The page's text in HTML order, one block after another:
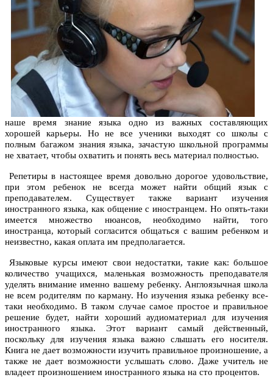
наше время знание языка одно из важных составляющих
хорошей карьеры. Но не все ученики выходят со школы с
полным багажом знания языка, зачастую школьной программы
не хватает, чтобы охватить и понять весь материал полностью.
Репетиры в настоящее время довольно дорогое удовольствие,
при этом ребенок не всегда может найти общий язык с
преподавателем. Существует также вариант изучения
иностранного языка, как общение с иностранцем. Но опять-таки
имеется множество нюансов, необходимо найти, того
иностранца, который согласится общаться с вашим ребенком и
неизвестно, какая оплата им предполагается.
Языковые курсы имеют свои недостатки, такие как: большое
количество учащихся, маленькая возможность преподавателя
уделять внимание именно вашему ребенку. Англоязычная школа
не всем родителям по карману. Но изучения языка ребенку все-
таки необходимо. В таком случае самое простое и правильное
решение будет, найти хороший
аудиоматериал для изучения
иностранного языка.
Этот вариант самый действенный,
поскольку для изучения языка важно слышать его носителя.
Книга не дает возможности изучить правильное произношение, а
также не дает возможности услышать слово. Даже учитель не
владеет произношением иностранного языка на сто процентов.